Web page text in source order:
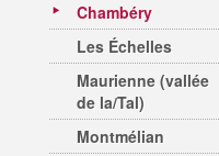
Chambéry
Les Échelles
Maurienne (vallée
de la/Tal)
Montmélian